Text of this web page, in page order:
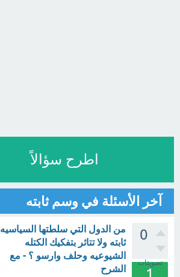
اطرح سؤالاً
آخر الأسئلة في وسم ثابته
0
تصويتات
1
من الدول التي سلطتها السياسيه
ثابته ولا تتاثر بتفكيك الكتله
الشيوعيه وحلف وارسو ؟ - مع
الشرح